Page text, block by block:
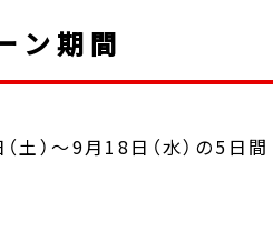
ン期間
土）～9月18日（水）の5日間